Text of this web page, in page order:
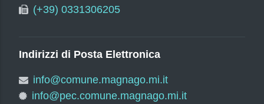
(+39) 0331306205
Indirizzi di Posta Elettronica
info@comune.magnago.mi.it
info@pec.comune.magnago.mi.it